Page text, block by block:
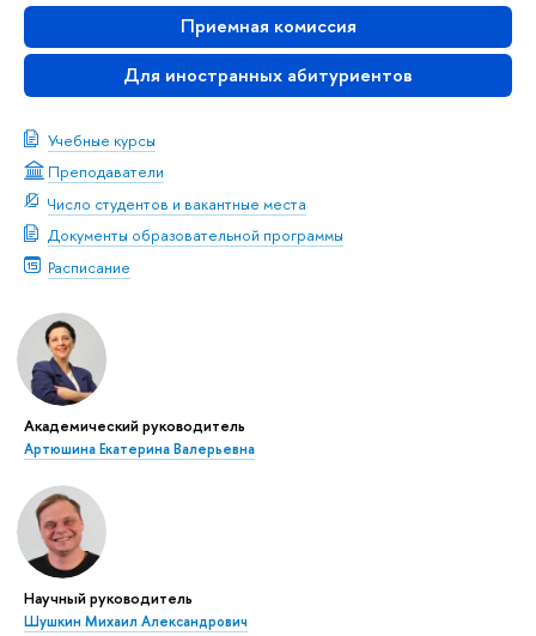
Приемная комиссия
Для иностранных абитуриентов
Учебные курсы
Преподаватели
Число студентов и вакантные места
Документы образовательной программы
Расписание
Академический руководитель
Артюшина Екатерина Валерьевна
Научный руководитель
Шушкин Михаил Александрович